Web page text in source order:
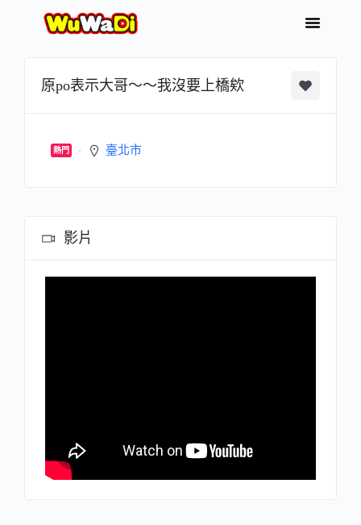
原po表示大哥～～我沒要上橋欸
熱門 臺北市
影片